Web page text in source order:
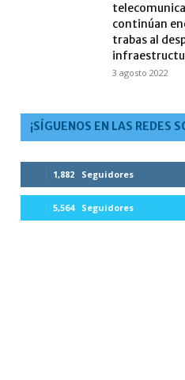
continúan
trabas al
3 agosto 2022
¡SÍGUENOS EN LAS REDES
1,882 Seguidores
5,564 Seguidores